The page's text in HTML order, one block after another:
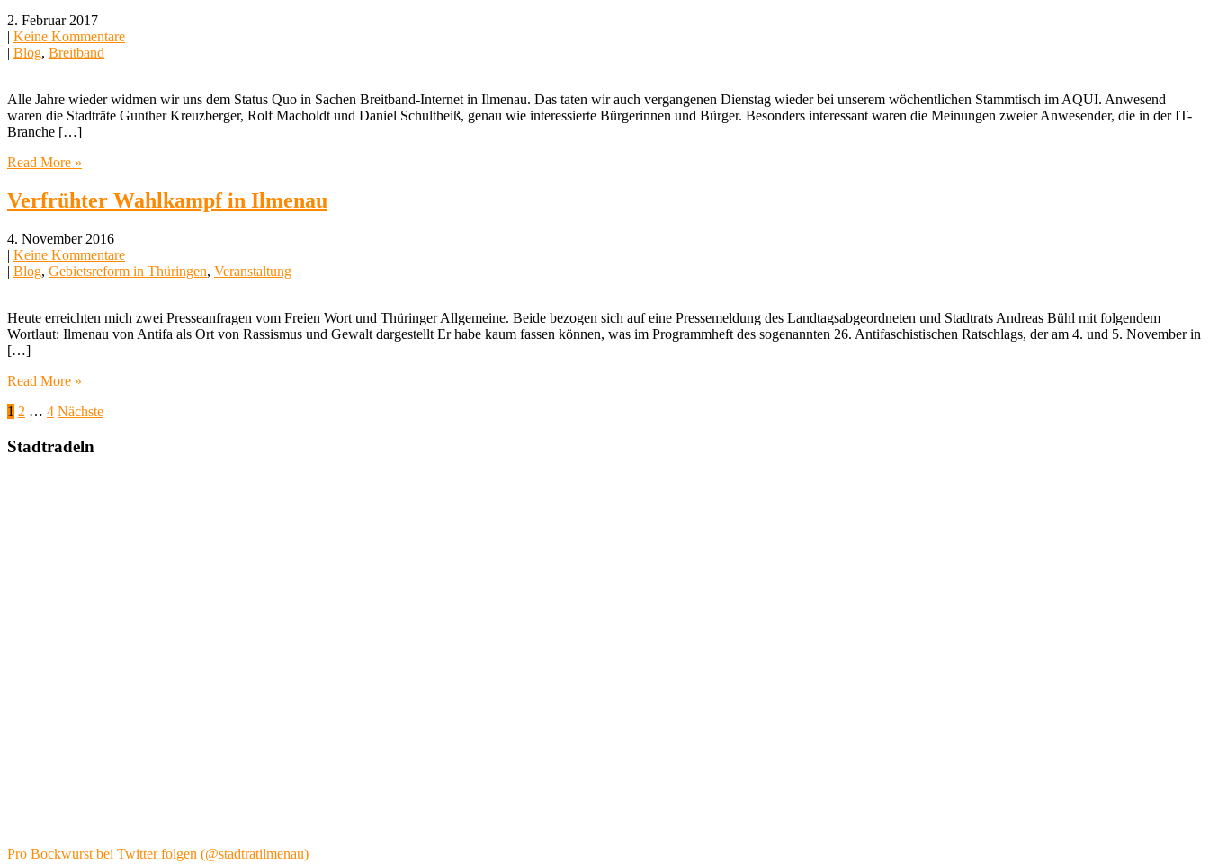
2. Februar 2017
| Keine Kommentare
| Blog, Breitband
Alle Jahre wieder widmen wir uns dem Status Quo in Sachen Breitband-Internet in Ilmenau. Das taten wir auch vergangenen Dienstag wieder bei unserem wöchentlichen Stammtisch im AQUI. Anwesend
waren die Stadträte Gunther Kreuzberger, Rolf Macholdt und Daniel Schultheiß, genau wie interessierte Bürgerinnen und Bürger. Besonders interessant waren die Meinungen zweier Anwesender, die in der IT-
Branche […]
Read More »
Verfrühter Wahlkampf in Ilmenau
4. November 2016
| Keine Kommentare
| Blog, Gebietsreform in Thüringen, Veranstaltung
Heute erreichten mich zwei Presseanfragen vom Freien Wort und Thüringer Allgemeine. Beide bezogen sich auf eine Pressemeldung des Landtagsabgeordneten und Stadtrats Andreas Bühl mit folgendem
Wortlaut: Ilmenau von Antifa als Ort von Rassismus und Gewalt dargestellt Er habe kaum fassen können, was im Programmheft des sogenannten 26. Antifaschistischen Ratschlags, der am 4. und 5. November in
[…]
Read More »
Beitragsnavigation
1 2 … 4 Nächste
Stadtradeln
Pro Bockwurst bei Twitter folgen (@stadtratilmenau)